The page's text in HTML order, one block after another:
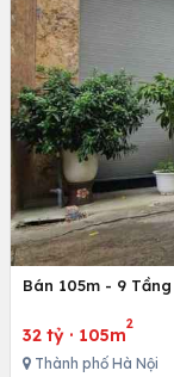
Bán 105m - 9
32 tỷ · 105m
2
Thành phố Hà Nội